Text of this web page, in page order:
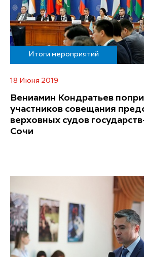
Итоги мероприятий
18 Июня 2019
Вениамин Кондратьев
участников совещания
верховных судов
Сочи